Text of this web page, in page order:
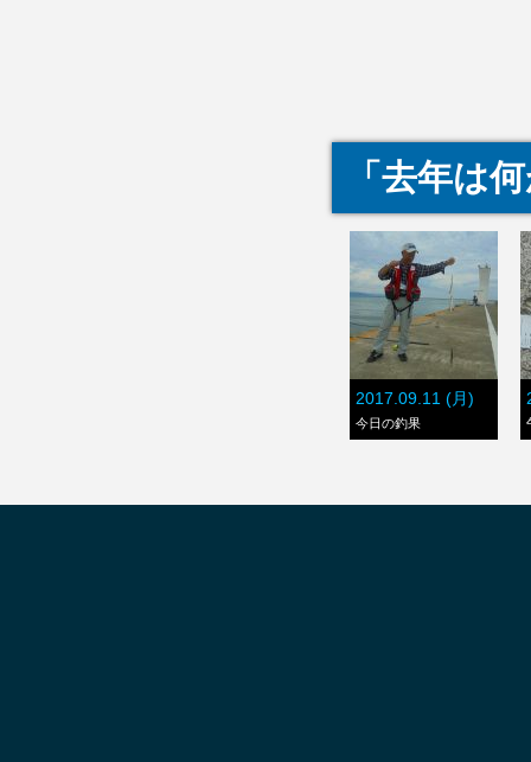
「去年は
2017.09.11 (月)
今日の釣果